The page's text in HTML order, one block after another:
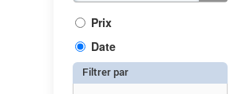
Prix
Date
Filtrer par